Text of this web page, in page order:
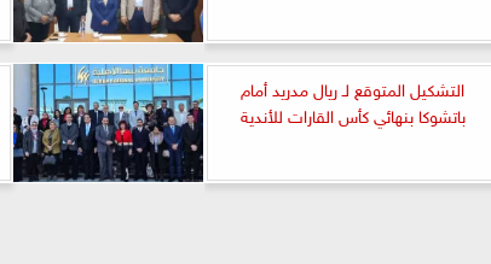
التشكيل المتوقع لـ ريال مدريد أمام
باتشوكا بنهائي كأس القارات للأندية